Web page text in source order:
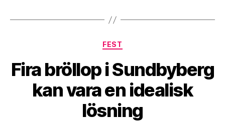
Kategorier
FEST
Fira bröllop i Sundbyberg
kan vara en idealisk
lösning